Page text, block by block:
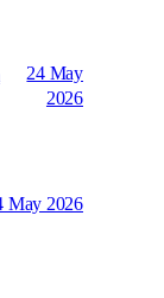
24 May
2026
May 2026